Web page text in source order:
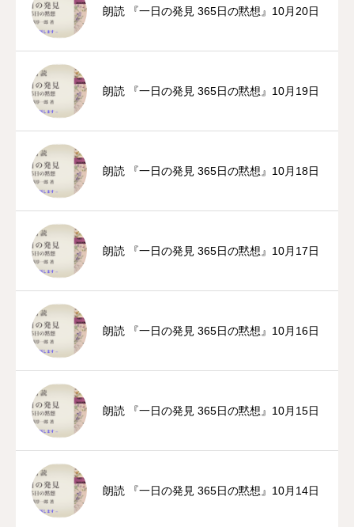
朗読 『一日の発見 365日の黙想』10月20日
朗読 『一日の発見 365日の黙想』10月19日
朗読 『一日の発見 365日の黙想』10月18日
朗読 『一日の発見 365日の黙想』10月17日
朗読 『一日の発見 365日の黙想』10月16日
朗読 『一日の発見 365日の黙想』10月15日
朗読 『一日の発見 365日の黙想』10月14日